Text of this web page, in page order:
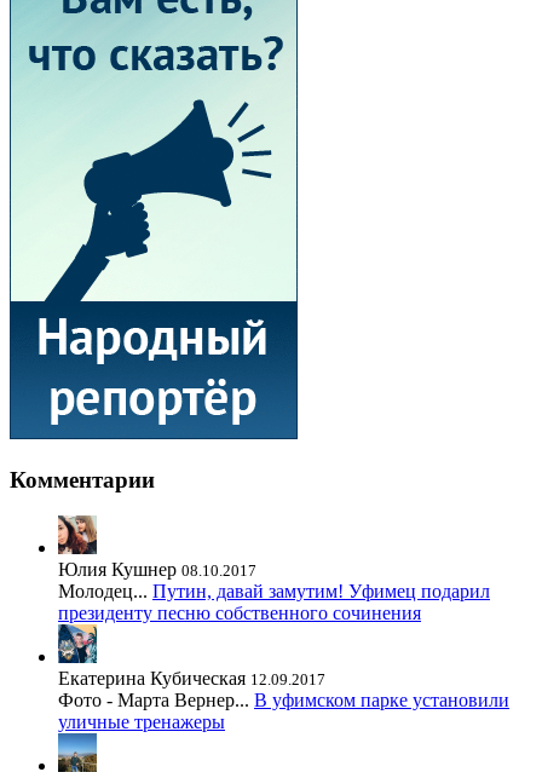
Комментарии
Юлия Кушнер 08.10.2017
Молодец... Путин, давай замутим! Уфимец подарил
президенту песню собственного сочинения
Екатерина Кубическая 12.09.2017
Фото - Марта Вернер... В уфимском парке установили
уличные тренажеры